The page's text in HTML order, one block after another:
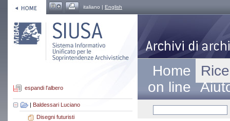
italiano | English
espandi l'albero
| Baldessari Luciano
Disegni futuristi
Home
on line